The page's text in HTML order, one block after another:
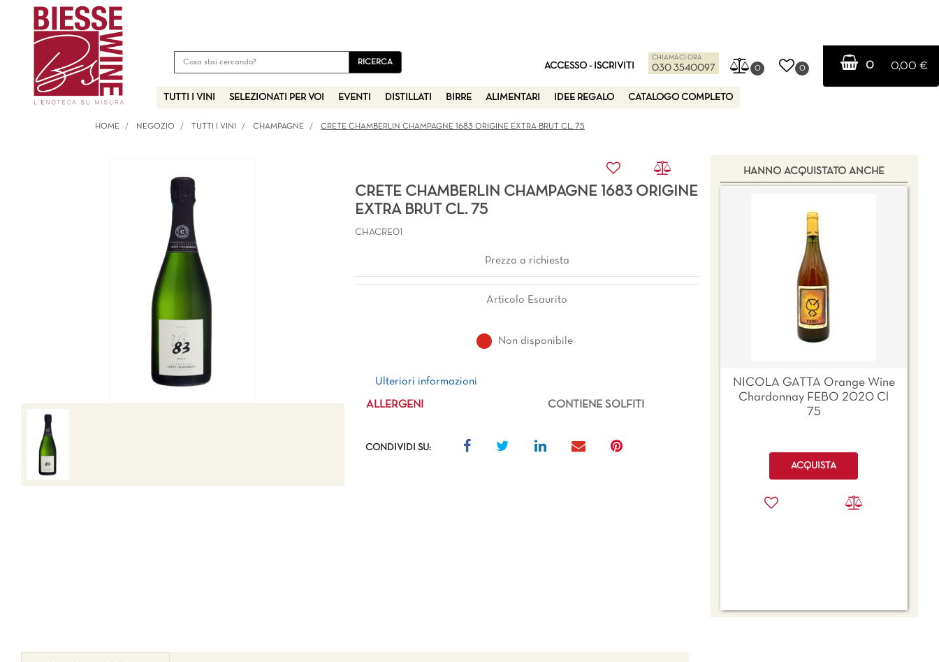
ACCESSO - ISCRIVITI
CHIAMACI ORA
030 3540097 0 0 0 0,00 €
TUTTI I VINI SELEZIONATI PER VOI EVENTI DISTILLATI BIRRE ALIMENTARI IDEE REGALO CATALOGO COMPLETO
HOME NEGOZIO TUTTI I VINI CHAMPAGNE CRETE CHAMBERLIN CHAMPAGNE 1683 ORIGINE EXTRA BRUT CL. 75
CRETE CHAMBERLIN CHAMPAGNE 1683 ORIGINE
EXTRA BRUT CL. 75
CHACRE01
Prezzo a richiesta
Articolo Esaurito
Non disponibile
Ulteriori informazioni
Ulteriori informazioni
ALLERGENI CONTIENE SOLFITI
CONDIVIDI SU:
HANNO ACQUISTATO ANCHE
NICOLA GATTA Orange Wine
Chardonnay FEBO 2020 Cl
75
Quantità
ACQUISTA